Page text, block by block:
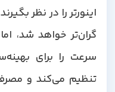
اینورتر را در نظر بگیرند.
سرعت را برای
تنظیم می‌کند و مصرف